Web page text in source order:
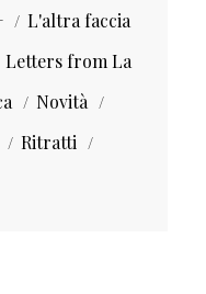
L'altra faccia
Letters from La
Novità
Ritratti